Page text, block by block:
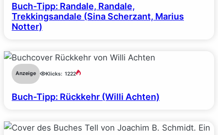
Buch-Tipp: Randale, Randale,
Trekkingsandale (Sina Scherzant, Marius
Notter)
Anzeige Klicks: 1222
Buch-Tipp: Rückkehr (Willi Achten)